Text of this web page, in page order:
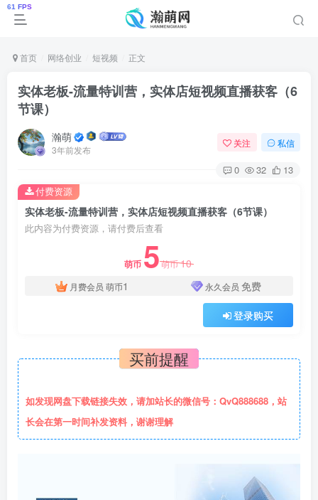
首页 网络创业 短视频 正文
实体老板-流量特训营，实体店短视频直播获客（6
节课）
瀚萌
3年前发布
关注 私信
0 32 13
实体老板-流量特训营，实体店短视频直播获客（6节课）
此内容为付费资源，请付费后查看
萌币 5萌币10
月费会员 萌币1 永久会员 免费
登录购买
付费资源
买前提醒
如发现网盘下载链接失效，请加站长的微信号：QvQ888688，站
长会在第一时间补发资料，谢谢理解